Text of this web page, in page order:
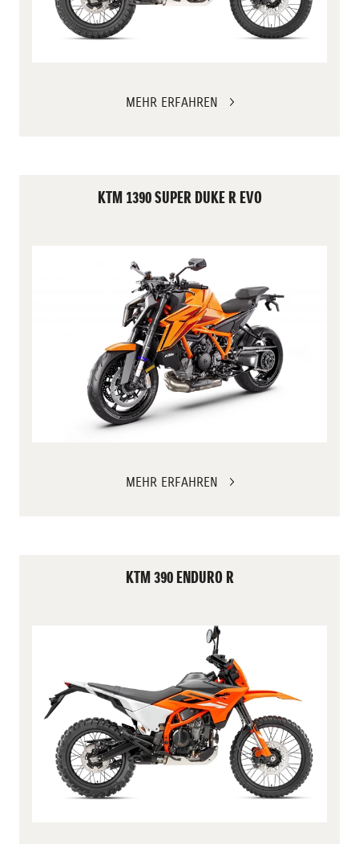
MEHR ERFAHREN
KTM 1390 SUPER DUKE R EVO
MEHR ERFAHREN
KTM 390 ENDURO R